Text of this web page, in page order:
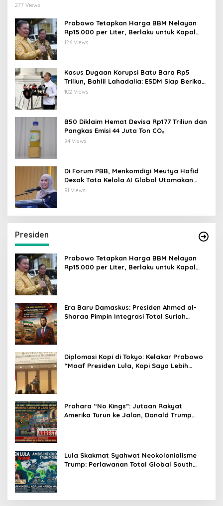
277 Views
Prabowo Tetapkan Harga BBM Nelayan
Rp15.000 per Liter, Berlaku untuk Kapal
30-200 GT
126 Views
Kasus Dugaan Korupsi Batu Bara Rp5
Triliun, Bahlil Lahadalia: ESDM Siap Berikan
Data
102 Views
B50 Diklaim Hemat Devisa Rp177 Triliun dan
Pangkas Emisi 44 Juta Ton CO₂
94 Views
Di Forum PBB, Menkomdigi Meutya Hafid
Desak Tata Kelola AI Global Utamakan
Perlindungan Anak
91 Views
Presiden
Prabowo Tetapkan Harga BBM Nelayan
Rp15.000 per Liter, Berlaku untuk Kapal
Era Baru Damaskus: Presiden Ahmed al-
Sharaa Pimpin Integrasi Total Suriah
Diplomasi Kopi di Tokyo: Kelakar Prabowo
“Maaf Presiden Lula, Kopi Saya Lebih
Prahara “No Kings”: Jutaan Rakyat
Amerika Turun ke Jalan, Donald Trump
Lula Skakmat Syahwat Neokolonialisme
Trump: Perlawanan Total Global South